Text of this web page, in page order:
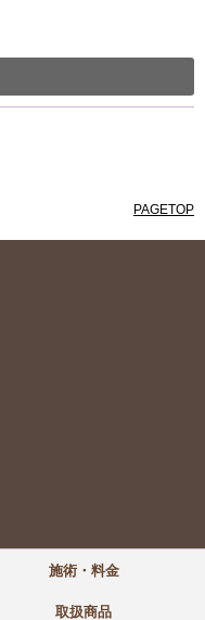
PAGETOP
施術・料金
取扱商品